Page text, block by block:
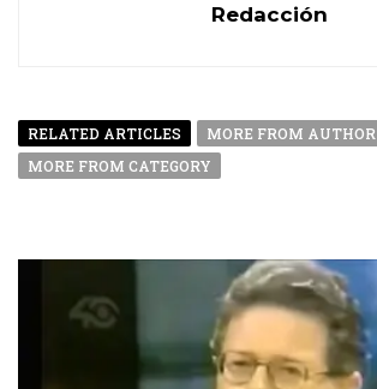
Redacción
RELATED ARTICLES
MORE FROM AUTHOR
MORE FROM CATEGORY